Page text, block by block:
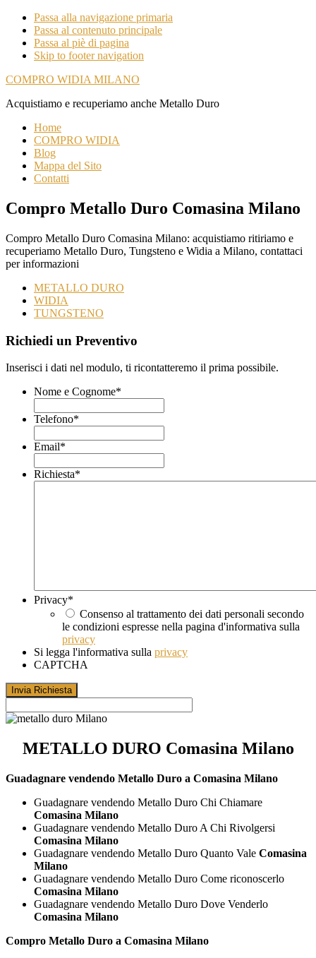
Passa alla navigazione primaria
Passa al contenuto principale
Passa al piè di pagina
Skip to footer navigation
COMPRO WIDIA MILANO
Acquistiamo e recuperiamo anche Metallo Duro
Home
COMPRO WIDIA
Blog
Mappa del Sito
Contatti
Compro Metallo Duro Comasina Milano
Compro Metallo Duro Comasina Milano: acquistiamo ritiriamo e
recuperiamo Metallo Duro, Tungsteno e Widia a Milano, contattaci
per informazioni
METALLO DURO
WIDIA
TUNGSTENO
Richiedi un Preventivo
Inserisci i dati nel modulo, ti ricontatteremo il prima possibile.
Nome e Cognome*
Telefono*
Email*
Richiesta*
Privacy*
Consenso al trattamento dei dati personali secondo
le condizioni espresse nella pagina d'informativa sulla
privacy
Si legga l'informativa sulla privacy
CAPTCHA
METALLO DURO Comasina Milano
Guadagnare vendendo Metallo Duro a Comasina Milano
Guadagnare vendendo Metallo Duro Chi Chiamare
Comasina Milano
Guadagnare vendendo Metallo Duro A Chi Rivolgersi
Comasina Milano
Guadagnare vendendo Metallo Duro Quanto Vale Comasina
Milano
Guadagnare vendendo Metallo Duro Come riconoscerlo
Comasina Milano
Guadagnare vendendo Metallo Duro Dove Venderlo
Comasina Milano
Compro Metallo Duro a Comasina Milano